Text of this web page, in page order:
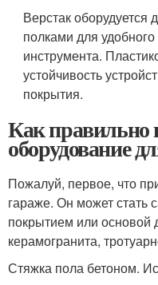
Верстак
полками для
инструмента.
устойчивость
покрытия.
Как правильно
оборудование
Пожалуй, первое, что
гараже. Он может стать
покрытием или основой
керамогранита,
Стяжка пола бетоном.